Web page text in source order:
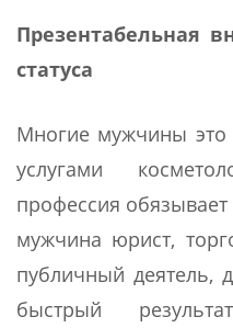
Презентабельная
статуса
Многие мужчины
услугами
профессия
мужчина юрист,
публичный деятель,
быстрый